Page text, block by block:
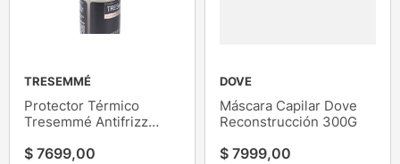
TRESEMMÉ
Protector Térmico
Tresemmé Antifrizz
$ 7699,00
DOVE
Máscara Capilar Dove
Reconstrucción 300G
$ 7999,00